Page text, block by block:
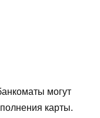
могут
карты.